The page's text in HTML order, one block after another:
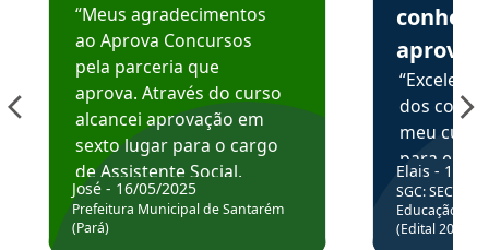
“Meus agradecimentos
ao Aprova Concursos
pela parceria que
aprova. Através do curso
alcancei aprovação em
sexto lugar para o cargo
de Assistente Social.
Hoje estou atuando na
Prefeitura de Santarém.
José - 16/05/2025
Prefeitura Municipal de Santarém
(Pará)
aprova
dos
meu
para
colocar
através
de
Elais - 15/
SGC: SEC BA
Educação
(Edital